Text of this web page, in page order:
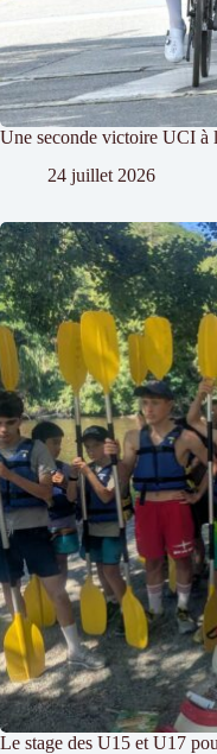
Une seconde victoire UCI à
24 juillet 2026
Le stage des U15 et U17